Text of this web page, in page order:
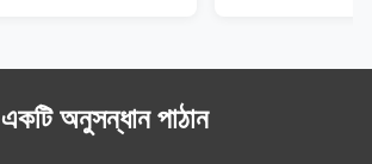
একটি অনুসন্ধান পাঠান